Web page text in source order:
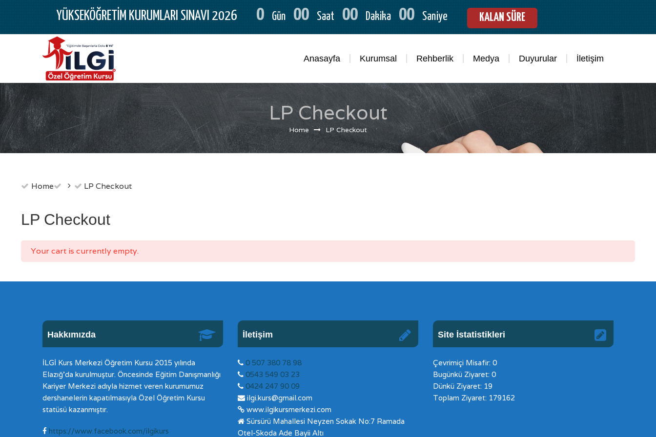
Anasayfa Kurumsal Rehberlik Medya Duyurular İletişim
LP Checkout
Home LP Checkout
Home LP Checkout
LP Checkout
Your cart is currently empty.
Hakkımızda
İLGİ Kurs Merkezi Öğretim Kursu 2015 yılında
Elazığ’da kurulmuştur. Öncesinde Eğitim Danışmanlığı
Kariyer Merkezi adıyla hizmet veren kurumumuz
dershanelerin kapatılmasıyla Özel Öğretim Kursu
statüsü kazanmıştır.
https://www.facebook.com/ilgikurs
İletişim
0 507 380 78 98
0543 549 03 23
0424 247 90 09
ilgi.kurs@gmail.com
www.ilgikursmerkezi.com
Sürsürü Mahallesi Neyzen Sokak No:7 Ramada
Otel-Skoda Ade Bayii Altı
Site İstatistikleri
Çevrimiçi Misafir: 0
Bugünkü Ziyaret: 0
Dünkü Ziyaret: 19
Toplam Ziyaret: 179162
YÜKSEKÖĞRETİM KURUMLARI SINAVI 2026 0 Gün 00 Saat 00 Dakika 00 Saniye KALAN SÜRE